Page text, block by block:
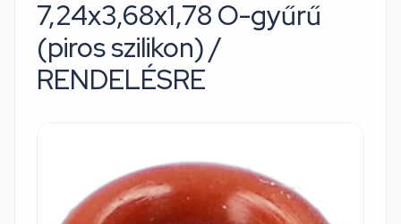
7,24x3,68x1,78 O-gyűrű
(piros szilikon) /
RENDELÉSRE